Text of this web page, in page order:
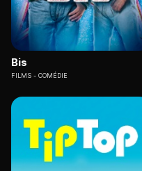
Bis
FILMS COMÉDIE